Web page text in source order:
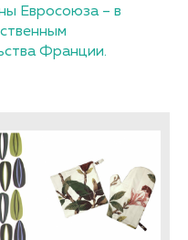
Евросоюза – в
Франции.